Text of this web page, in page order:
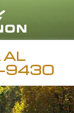
AL
9430